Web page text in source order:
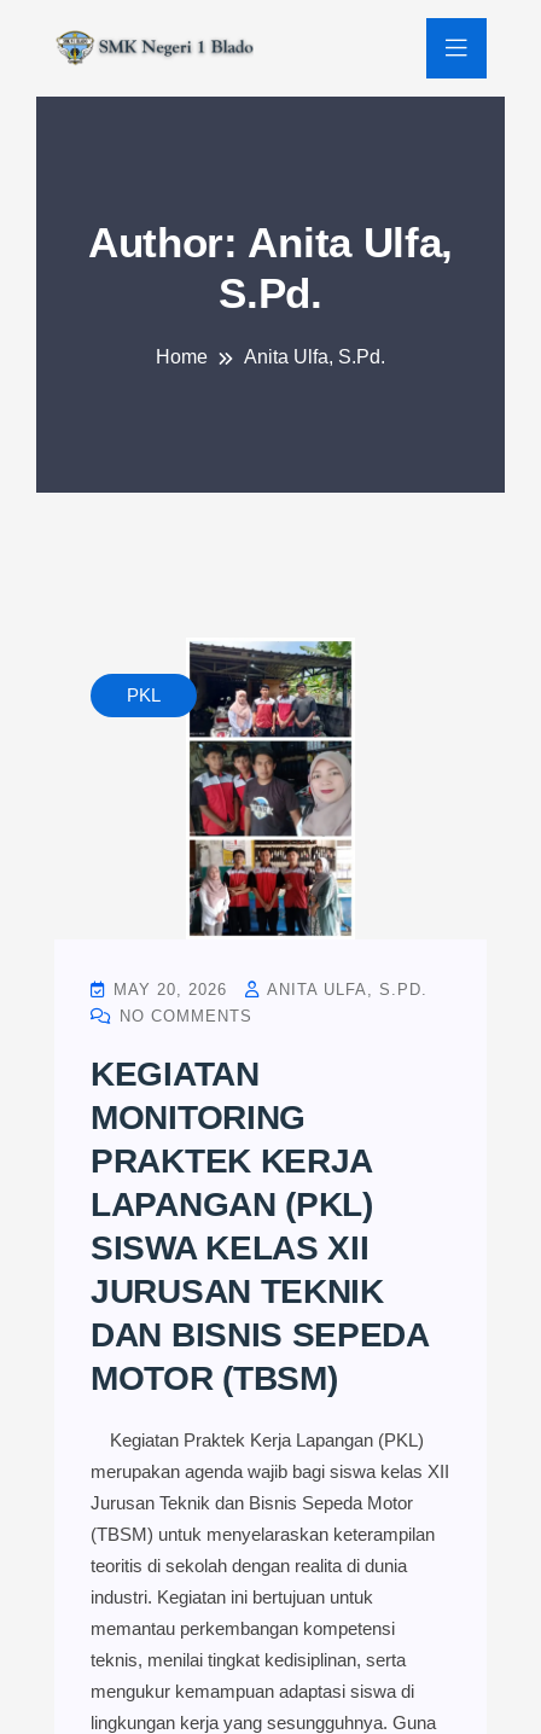
Author: Anita Ulfa,
S.Pd.
Home Anita Ulfa, S.Pd.
PKL
MAY 20, 2026
ANITA ULFA, S.PD.
NO COMMENTS
KEGIATAN
MONITORING
PRAKTEK KERJA
LAPANGAN (PKL)
SISWA KELAS XII
JURUSAN TEKNIK
DAN BISNIS SEPEDA
MOTOR (TBSM)
Kegiatan Praktek Kerja Lapangan (PKL)
merupakan agenda wajib bagi siswa kelas XII
Jurusan Teknik dan Bisnis Sepeda Motor
(TBSM) untuk menyelaraskan keterampilan
teoritis di sekolah dengan realita di dunia
industri. Kegiatan ini bertujuan untuk
memantau perkembangan kompetensi
teknis, menilai tingkat kedisiplinan, serta
mengukur kemampuan adaptasi siswa di
lingkungan kerja yang sesungguhnya. Guna